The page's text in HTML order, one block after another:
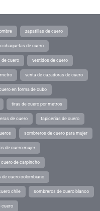
zapatillas de cuero
chaquetas de cuero
de cuero vestidos de cuero
venta de cazadoras de cuero
en forma de cubo
tiras de cuero por metros
de cuero tapicerias de cuero
sombreros de cuero para mujer
de cuero mujer
de carpincho
de cuero colombiano
chile sombreros de cuero blanco
cuero